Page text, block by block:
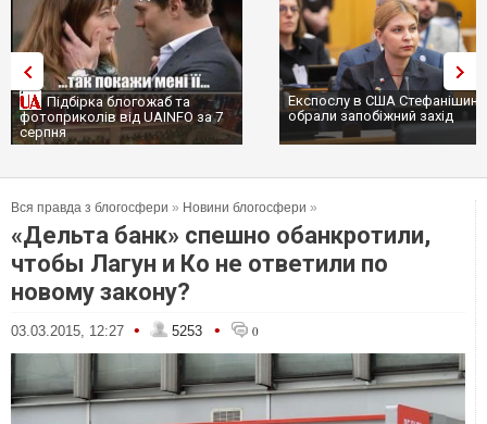
Підбірка блогожаб та
фотоприколів від UAINFO за 7
серпня
Експослу в США Стефанішиній
обрали запобіжний захід
Вся правда з блогосфери » Новини блогосфери »
«Дельта банк» спешно обанкротили,
чтобы Лагун и Ко не ответили по
новому закону?
03.03.2015, 12:27 • 5253 • 0